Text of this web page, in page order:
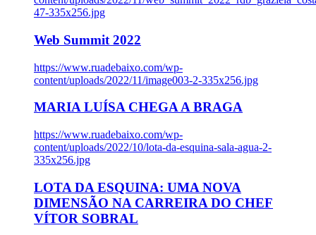
47-335x256.jpg
Web Summit 2022
https://www.ruadebaixo.com/wp-
content/uploads/2022/11/image003-2-335x256.jpg
MARIA LUÍSA CHEGA A BRAGA
https://www.ruadebaixo.com/wp-
content/uploads/2022/10/lota-da-esquina-sala-agua-2-
335x256.jpg
LOTA DA ESQUINA: UMA NOVA
DIMENSÃO NA CARREIRA DO CHEF
VÍTOR SOBRAL